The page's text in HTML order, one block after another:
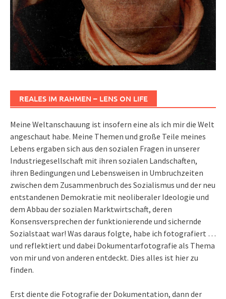
REALES IM RAHMEN – LENS ON LIFE
Meine Weltanschauung ist insofern eine als ich mir die Welt
angeschaut habe. Meine Themen und große Teile meines
Lebens ergaben sich aus den sozialen Fragen in unserer
Industriegesellschaft mit ihren sozialen Landschaften,
ihren Bedingungen und Lebensweisen in Umbruchzeiten
zwischen dem Zusammenbruch des Sozialismus und der neu
entstandenen Demokratie mit neoliberaler Ideologie und
dem Abbau der sozialen Marktwirtschaft, deren
Konsensversprechen der funktionierende und sichernde
Sozialstaat war! Was daraus folgte, habe ich fotografiert …
und reflektiert und dabei Dokumentarfotografie als Thema
von mir und von anderen entdeckt. Dies alles ist hier zu
finden.
Erst diente die Fotografie der Dokumentation, dann der